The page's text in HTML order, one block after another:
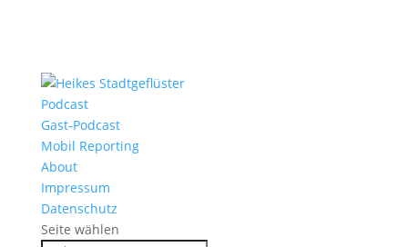
Podcast
Gast-Podcast
Mobil Reporting
About
Impressum
Datenschutz
Seite wählen